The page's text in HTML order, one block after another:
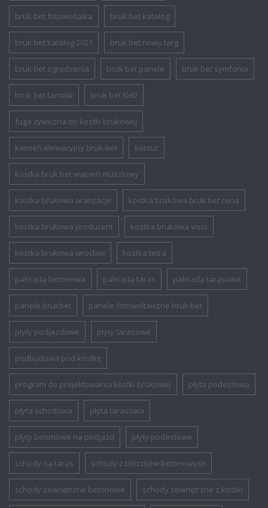
bruk bet fotowoltaika bruk bet katalog
bruk bet katalog 2021 bruk bet nowy targ
bruk bet ogrodzenia bruk bet panele bruk bet symfonia
bruk bet tarnow bruk bet łódź
fuga żywiczna do kostki brukowej
kamień elewacyjny bruk-bet kontur
kostka bruk bet wapień muszlowy
kostka brukowa aranżacje kostka brukowa bruk bet cena
kostka brukowa producent kostka brukowa visio
kostka brukowa wrocław kostka tetra
palisada betonowa palisada taras palisada tarasowa
panele brukbet panele fotowoltaiczne bruk bet
plyty podjazdowe plyty tarasowe
podbudowa pod kostkę
program do projektowania kostki brukowej płyta podestowa
płyta schodowa płyta tarasowa
płyty betonowe na podjazd płyty podestowe
schody na taras schody z bloczków betonowych
schody zewnętrzne betonowe schody zewnętrzne z kostki